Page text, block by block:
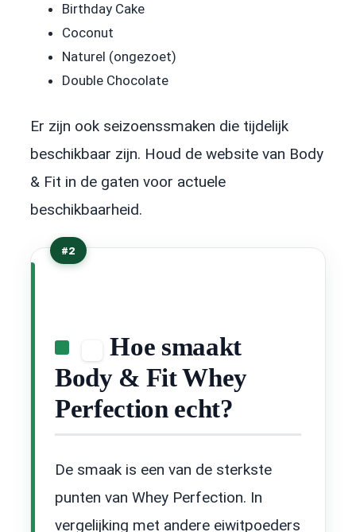
Birthday Cake
Coconut
Naturel (ongezoet)
Double Chocolate
Er zijn ook seizoenssmaken die tijdelijk
beschikbaar zijn. Houd de website van Body
& Fit in de gaten voor actuele
beschikbaarheid.
#2
Hoe smaakt
Body & Fit Whey
Perfection echt?
De smaak is een van de sterkste
punten van Whey Perfection. In
vergelijking met andere eiwitpoeders